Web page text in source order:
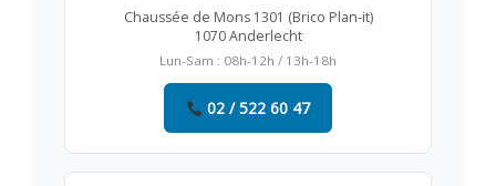
Chaussée de Mons 1301 (Brico Plan-it)
1070 Anderlecht
Lun-Sam : 08h-12h / 13h-18h
02 / 522 60 47